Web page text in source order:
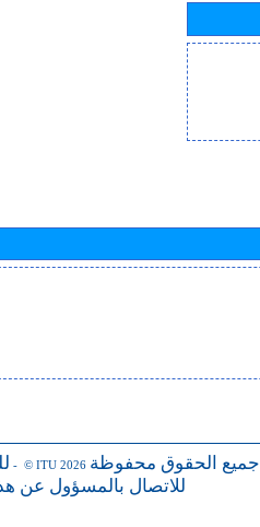
- © ITU 2026 جميع الحقوق محفوظة
للاتصال بالمسؤول عن